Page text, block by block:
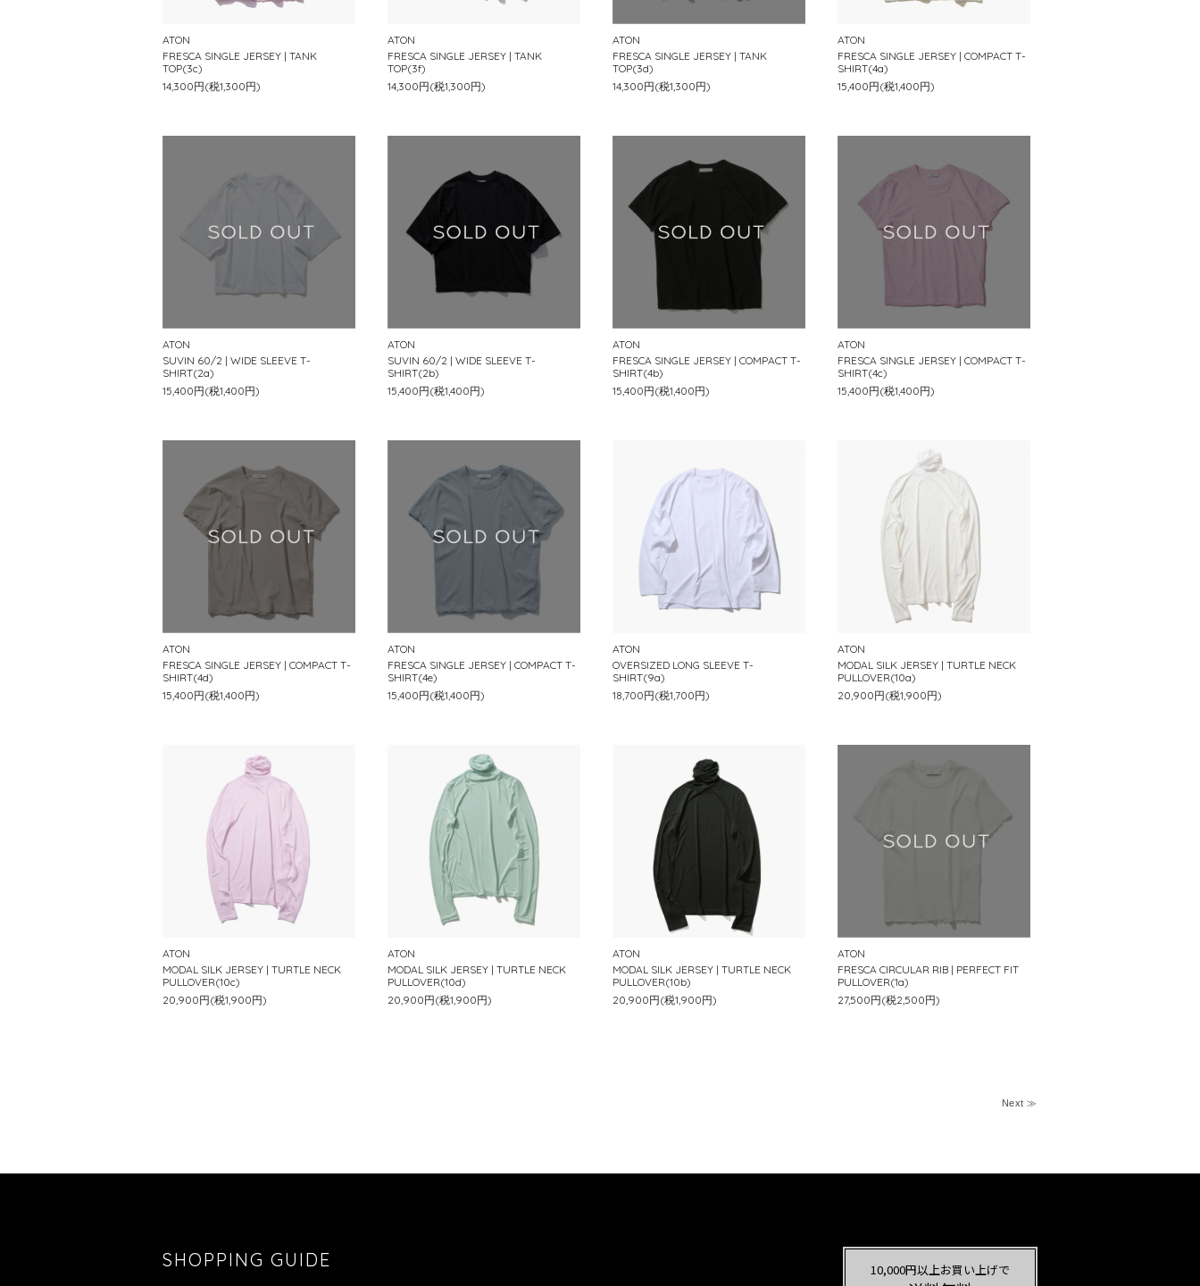
ATON
FRESCA SINGLE JERSEY | TANK
TOP(3c)
14,300円(税1,300円)
ATON
FRESCA SINGLE JERSEY | TANK
TOP(3f)
14,300円(税1,300円)
ATON
FRESCA SINGLE JERSEY | TANK
TOP(3d)
14,300円(税1,300円)
ATON
FRESCA SINGLE JERSEY | COMPACT T-
SHIRT(4a)
15,400円(税1,400円)
ATON
SUVIN 60/2 | WIDE SLEEVE T-
SHIRT(2a)
15,400円(税1,400円)
ATON
SUVIN 60/2 | WIDE SLEEVE T-
SHIRT(2b)
15,400円(税1,400円)
ATON
FRESCA SINGLE JERSEY | COMPACT T-
SHIRT(4b)
15,400円(税1,400円)
ATON
FRESCA SINGLE JERSEY | COMPACT T-
SHIRT(4c)
15,400円(税1,400円)
ATON
FRESCA SINGLE JERSEY | COMPACT T-
SHIRT(4d)
15,400円(税1,400円)
ATON
FRESCA SINGLE JERSEY | COMPACT T-
SHIRT(4e)
15,400円(税1,400円)
ATON
OVERSIZED LONG SLEEVE T-
SHIRT(9a)
18,700円(税1,700円)
ATON
MODAL SILK JERSEY | TURTLE NECK
PULLOVER(10a)
20,900円(税1,900円)
ATON
MODAL SILK JERSEY | TURTLE NECK
PULLOVER(10c)
20,900円(税1,900円)
ATON
MODAL SILK JERSEY | TURTLE NECK
PULLOVER(10d)
20,900円(税1,900円)
ATON
MODAL SILK JERSEY | TURTLE NECK
PULLOVER(10b)
20,900円(税1,900円)
ATON
FRESCA CIRCULAR RIB | PERFECT FIT
PULLOVER(1a)
27,500円(税2,500円)
Next ≫
SHOPPING GUIDE 10,000円以上お買い上げで